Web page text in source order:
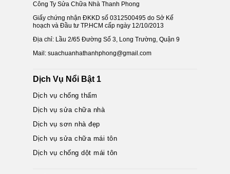
Công Ty Sửa Chữa Nhà Thanh Phong
Giấy chứng nhận ĐKKD số 0312500495 do Sở Kế
hoạch và Đầu tư TP.HCM cấp ngày 12/10/2013
Địa chỉ: Lầu 2/65 Đường Số 3, Long Trường, Quận 9
Mail: suachuanhathanhphong@gmail.com
Dịch Vụ Nổi Bật 1
Dịch vụ chống thấm
Dịch vụ sửa chữa nhà
Dịch vụ sơn nhà đẹp
Dịch vụ sửa chữa mái tôn
Dịch vụ chống dột mái tôn